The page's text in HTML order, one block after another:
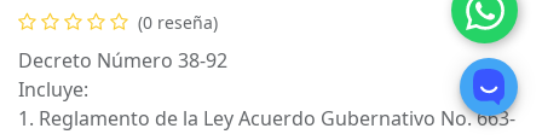
(0 reseña)
Decreto Número 38-92
Incluye:
1. Reglamento de la Ley Acuerdo Gubernativo No. 663-